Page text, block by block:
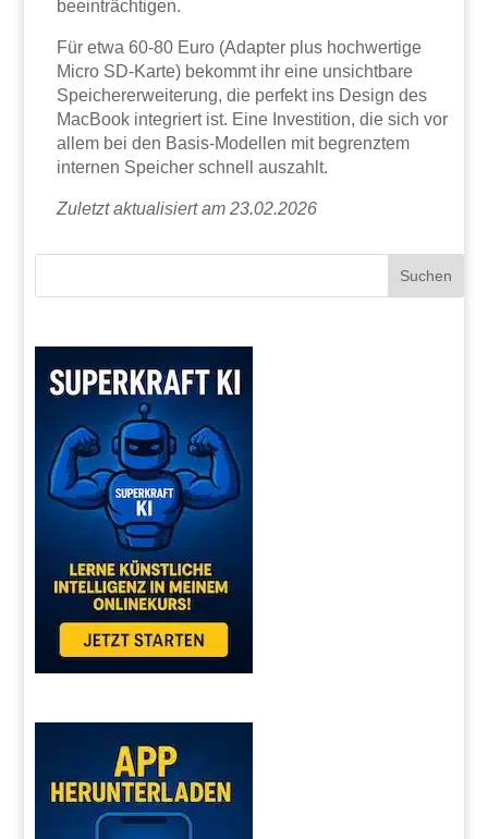
beeinträchtigen.
Für etwa 60-80 Euro (Adapter plus hochwertige
Micro SD-Karte) bekommt ihr eine unsichtbare
Speichererweiterung, die perfekt ins Design des
MacBook integriert ist. Eine Investition, die sich vor
allem bei den Basis-Modellen mit begrenztem
internen Speicher schnell auszahlt.
Zuletzt aktualisiert am 23.02.2026